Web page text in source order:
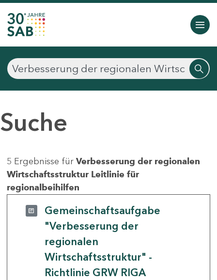
Suche
5 Ergebnisse für Verbesserung der regionalen
Wirtschaftsstruktur Leitlinie für
regionalbeihilfen
Gemeinschaftsaufgabe
"Verbesserung der
regionalen
Wirtschaftsstruktur" -
Richtlinie GRW RIGA